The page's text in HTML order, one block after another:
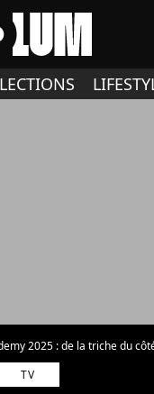
2025 : de la triche du
TV